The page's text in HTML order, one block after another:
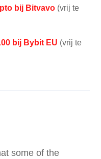
bij Bitvavo (vrij te
bij Bybit EU (vrij te
some of the